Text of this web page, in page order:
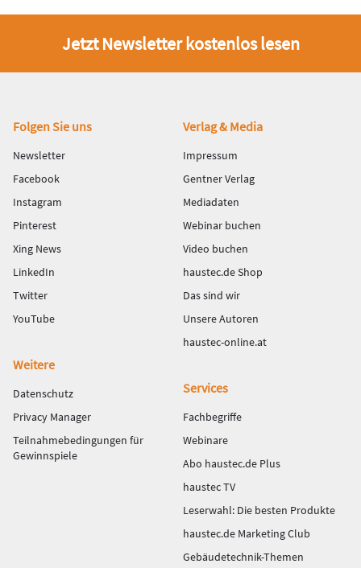
Jetzt Newsletter kostenlos lesen
Fußbereich
Folgen Sie uns
Newsletter
Facebook
Instagram
Pinterest
Xing News
LinkedIn
Twitter
YouTube
Verlag & Media
Impressum
Gentner Verlag
Mediadaten
Webinar buchen
Video buchen
haustec.de Shop
Das sind wir
Unsere Autoren
haustec-online.at
Weitere
Datenschutz
Privacy Manager
Teilnahmebedingungen für
Gewinnspiele
Services
Fachbegriffe
Webinare
Abo haustec.de Plus
haustec TV
Leserwahl: Die besten Produkte
haustec.de Marketing Club
Gebäudetechnik-Themen